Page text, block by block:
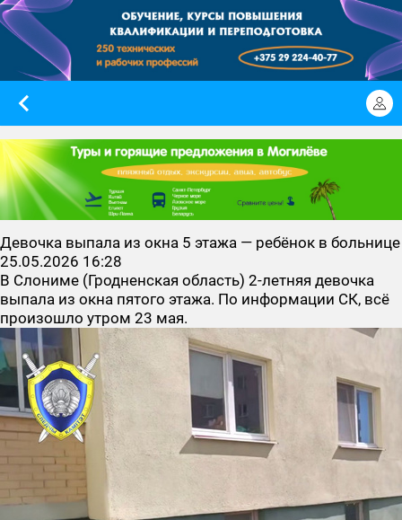
Девочка выпала из окна 5 этажа — ребёнок в больнице
25.05.2026 16:28
В Слониме (Гродненская область) 2-летняя девочка
выпала из окна пятого этажа. По информации СК, всё
произошло утром 23 мая.